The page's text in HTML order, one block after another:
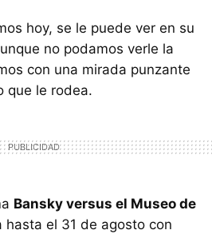
hoy, se le puede ver en su
no podamos verle la
con una mirada punzante
que le rodea.
Bansky versus el Museo de
hasta el 31 de agosto con